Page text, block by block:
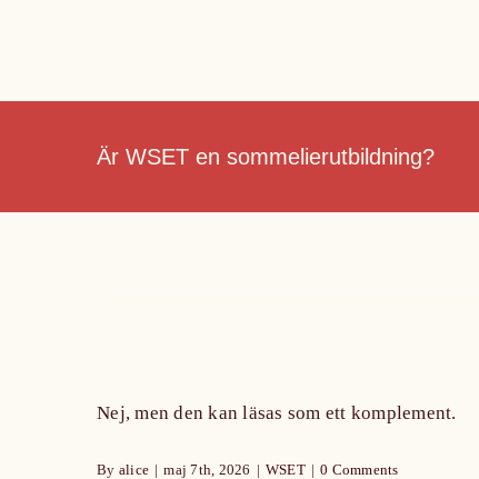
Är WSET en sommelierutbildning?
Nej, men den kan läsas som ett komplement.
By alice | maj 7th, 2026 | WSET | 0 Comments